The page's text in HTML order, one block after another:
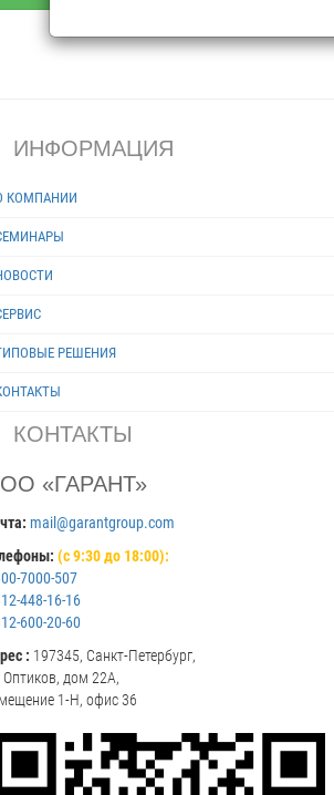
ИНФОРМАЦИЯ
КОМПАНИИ
РЕШЕНИЯ
КОНТАКТЫ
«ГАРАНТ»
mail@garantgroup.com
(с 9:30 до 18:00):
7000-507
448-16-16
600-20-60
: 197345, Санкт-Петербург,
Оптиков, дом 22А,
1-Н, офис 36